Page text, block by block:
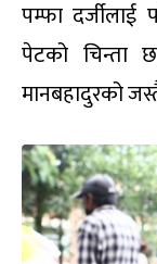
पम्फा
पेटको चिन्ता
मानबहादुरको